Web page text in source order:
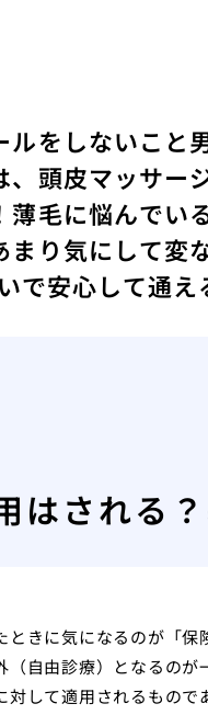
をしないこと
、頭皮マッサー
薄毛に悩んでい
まり気にして変
で安心して通
はされる
きに気になるのが「
自由診療）となるの
して適用されるもの